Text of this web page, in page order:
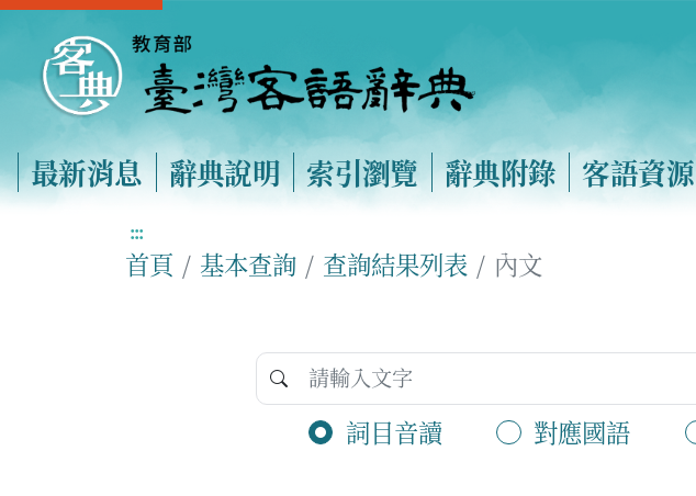
最新消息 辭典說明 索引瀏覽 辭典附錄 客語資源
:::
首頁 基本查詢 查詢結果列表 內文
詞目音讀 對應國語